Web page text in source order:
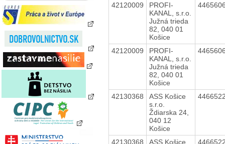
42120009
PROFI-
KANAL, s.r.o.
Južná trieda
82, 040 01
Košice
42120009
PROFI-
KANAL, s.r.o.
Južná trieda
82, 040 01
Košice
42130368
ASS Košice
s.r.o.
Ždiarska 24,
040 12
Košice
42130368
ASS Košice